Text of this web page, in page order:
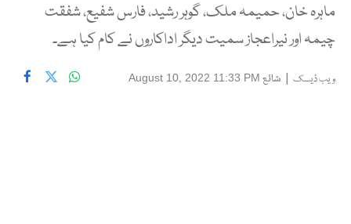
ماہرہ خان، حمیمہ ملک، گوہر رشید، فارس شفیع، شفقت
چیمہ اور نیراعجاز سمیت دیگر اداکاروں نے کام کیا ہے۔
ویب ڈیسک | شائع August 10, 2022 11:33 PM